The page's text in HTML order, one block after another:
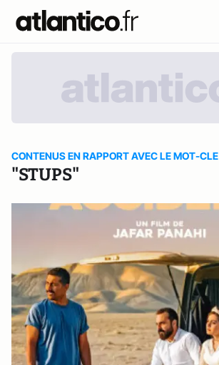
CONTENUS EN RAPPORT AVEC LE MOT-CLE
"STUPS"